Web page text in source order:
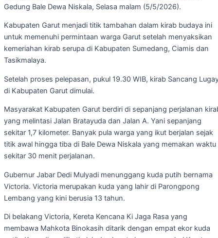
Gedung Bale Dewa Niskala, Selasa malam (5/5/2026).
Kabupaten Garut menjadi titik tambahan dalam kirab budaya ini
untuk memenuhi permintaan warga Garut setelah menyaksikan
kemeriahan kirab serupa di Kabupaten Sumedang, Ciamis dan
Tasikmalaya.
Setelah proses pelepasan, pukul 19.30 WIB, kirab Sancang
di Kabupaten Garut dimulai.
Masyarakat Kabupaten Garut berdiri di sepanjang perjalanan
yang melintasi Jalan Bratayuda dan Jalan A. Yani sepanjang
sekitar 1,7 kilometer. Banyak pula warga yang ikut berjalan sejak
titik awal hingga tiba di Bale Dewa Niskala yang memakan waktu
sekitar 30 menit perjalanan.
Gubernur Jabar Dedi Mulyadi menunggang kuda putih bernama
Victoria. Victoria merupakan kuda yang lahir di Parongpong
Lembang yang kini berusia 13 tahun.
Di belakang Victoria, Kereta Kencana Ki Jaga Rasa yang
membawa Mahkota Binokasih ditarik dengan empat ekor kuda